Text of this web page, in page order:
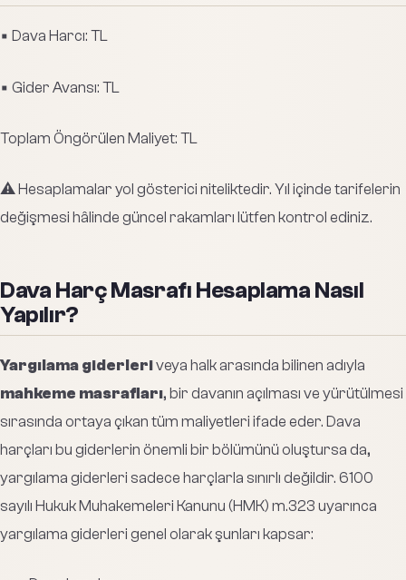
▪️ Dava Harcı: TL
▪️ Gider Avansı: TL
Toplam Öngörülen Maliyet: TL
⚠️ Hesaplamalar yol gösterici niteliktedir. Yıl içinde tarifelerin
değişmesi hâlinde güncel rakamları lütfen kontrol ediniz.
Dava Harç Masrafı Hesaplama Nasıl
Yapılır?
Yargılama giderleriveya halk arasında bilinen adıyla
mahkeme masrafları, bir davanın açılması ve yürütülmesi
sırasında ortaya çıkan tüm maliyetleri ifade eder. Dava
harçları bu giderlerin önemli bir bölümünü oluştursa da,
yargılama giderleri sadece harçlarla sınırlı değildir. 6100
sayılı Hukuk Muhakemeleri Kanunu (HMK) m.323 uyarınca
yargılama giderleri genel olarak şunları kapsar: